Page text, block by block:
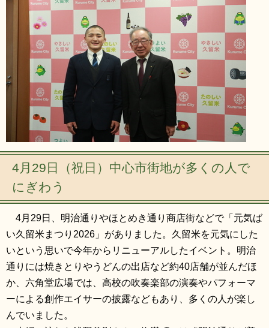
4月29日（祝日）中心市街地が多くの人で
にぎわう
4月29日、明治通りやほとめき通り商店街などで「元気ば
い久留米まつり2026」がありました。久留米を元気にした
いという思いで今年からリニューアルしたイベント。明治
通りには焼きとりやうどんの出店など約40店舗が並んだほ
か、六角堂広場では、高校の吹奏楽部の演奏やパフォーマ
ーによる創作エイサーの披露などもあり、多くの人が楽し
んでいました。